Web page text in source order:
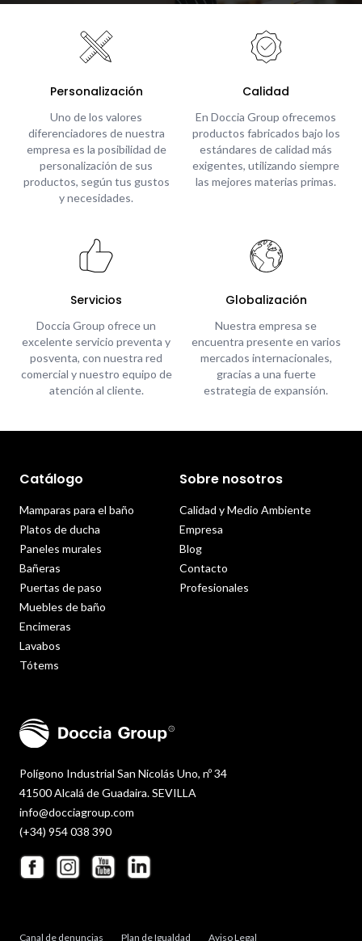
Personalización
Uno de los valores
diferenciadores de nuestra
empresa es la posibilidad de
personalización de sus
productos, según tus gustos
y necesidades.
Calidad
En Doccia Group ofrecemos
productos fabricados bajo los
estándares de calidad más
exigentes, utilizando siempre
las mejores materias primas.
Servicios
Doccia Group ofrece un
excelente servicio preventa y
posventa, con nuestra red
comercial y nuestro equipo de
atención al cliente.
Globalización
Nuestra empresa se
encuentra presente en varios
mercados internacionales,
gracias a una fuerte
estrategia de expansión.
Polígono Industrial San Nicolás Uno, nº 34
41500 Alcalá de Guadaira. SEVILLA
info@docciagroup.com
(+34) 954 038 390
Catálogo
Mamparas para el baño
Platos de ducha
Paneles murales
Bañeras
Puertas de paso
Muebles de baño
Encimeras
Lavabos
Tótems
Sobre nosotros
Calidad y Medio Ambiente
Empresa
Blog
Contacto
Profesionales
Canal de denuncias Plan de Igualdad Aviso Legal